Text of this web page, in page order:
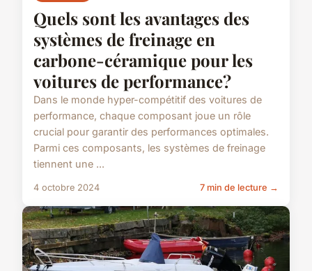
Quels sont les avantages des
systèmes de freinage en
carbone-céramique pour les
voitures de performance?
Dans le monde hyper-compétitif des voitures de
performance, chaque composant joue un rôle
crucial pour garantir des performances optimales.
Parmi ces composants, les systèmes de freinage
tiennent une ...
4 octobre 2024 7 min de lecture →